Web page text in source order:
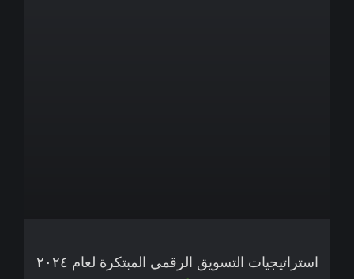
استراتيجيات التسويق الرقمي المبتكرة لعام ٢٠٢٤